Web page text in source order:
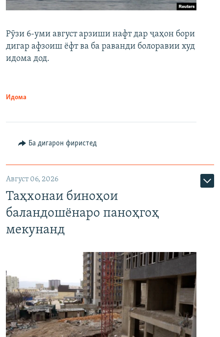
Рӯзи 6-уми август арзиши нафт дар ҷаҳон бори
дигар афзоиш ёфт ва ба раванди болоравии худ
идома дод.
Идома
Ба дигарон фиристед
Август 06, 2026
Таҳхонаи биноҳои
баландошёнаро паноҳгоҳ
мекунанд